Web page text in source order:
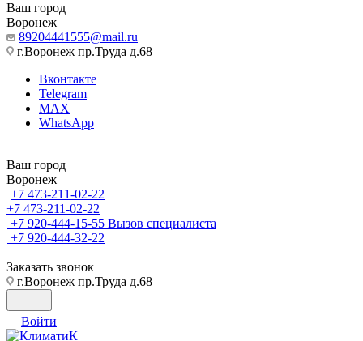
Ваш город
Воронеж
89204441555@mail.ru
г.Воронеж пр.Труда д.68
Вконтакте
Telegram
MAX
WhatsApp
Ваш город
Воронеж
+7 473-211-02-22
+7 473-211-02-22
+7 920-444-15-55 Вызов специалиста
+7 920-444-32-22
Заказать звонок
г.Воронеж пр.Труда д.68
Войти